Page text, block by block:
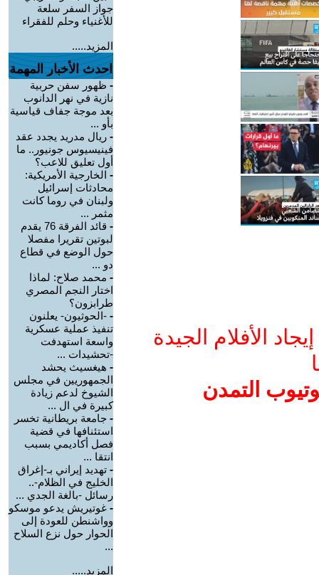
الأفلام الجيدة
التمدن
جواز السفر سلعة
للأغنياء وحلم للفقراء
المزيد.....
احدث الأخبار المهمة
- ظهور سفن حربية
نازية في نهر الدانوب
بعد موجة جفاف قياسية
بأو ...
- ريال مدريد يجدد عقد
فينيسيوس جونيور.. ما
أول تعليق للاعب؟
- الخارجية الأمريكية:
محادثات إسرائيل
ولبنان في روما كانت
مثمر ...
-
قائد الفرقة 76 يقدم
لبوتين تقريرا مفصلا
حول الوضع في قطاع
دو ...
- محمد صلاح: لماذا
اختار النجم المصري
طرابزون؟
- -الحوثيون- يعلنون
تنفيذ عملية عسكرية
واسعة استهدفت
-تحشيدات ...
- هيغسيث يحشد
الجمهوريين في مجلس
الشيوخ لدعم زيادة
كبيرة في ال ...
- جامعة بريطانية تخسر
استئنافها في قضية
فصل أكاديمي بسبب
انتقا ...
- تهديد إيراني بـ-إغراق
الخليج في الظلام-..
رسائل -بالغة الجدي ...
- غوتيريش يدعو موسكو
وواشنطن للعودة إلى
الحوار حول نزع السلاح
...
المزيد.....